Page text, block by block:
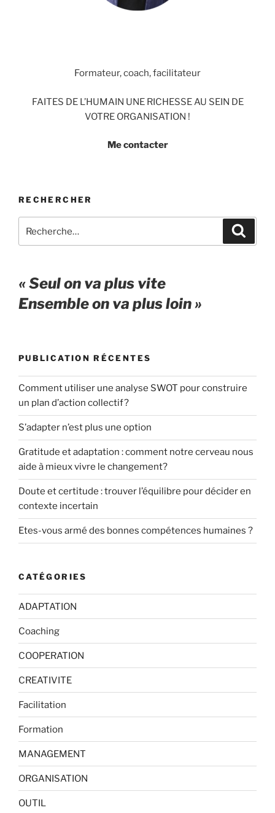
Formateur, coach, facilitateur
FAITES DE L’HUMAIN UNE RICHESSE AU SEIN DE
VOTRE ORGANISATION !
Me contacter
RECHERCHER
pour
« Seul on va plus vite
Ensemble on va plus loin »
PUBLICATION RÉCENTES
Comment utiliser une analyse SWOT pour construire
un plan d’action collectif?
S’adapter n’est plus une option
Gratitude et adaptation : comment notre cerveau nous
aide à mieux vivre le changement?
Doute et certitude : trouver l’équilibre pour décider en
contexte incertain
Etes-vous armé des bonnes compétences humaines ?
CATÉGORIES
ADAPTATION
Coaching
COOPERATION
CREATIVITE
Facilitation
Formation
MANAGEMENT
ORGANISATION
OUTIL